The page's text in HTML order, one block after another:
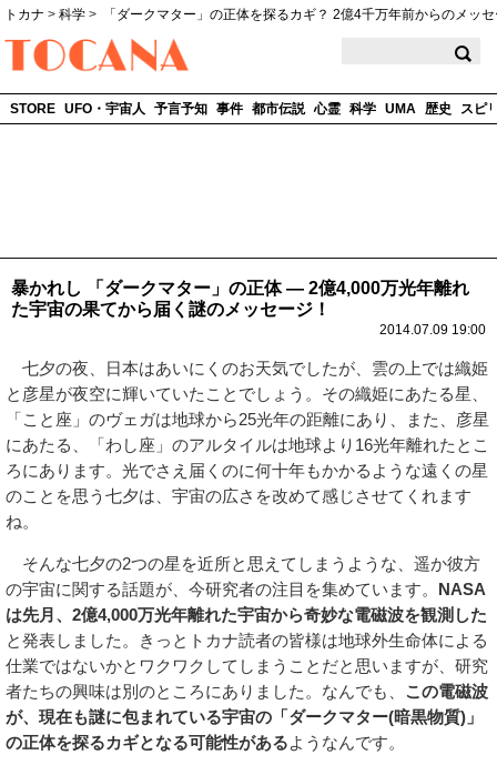
トカナ > 科学 >
「ダークマター」の正体を探るカギ？ 2億4千万年前からのメッ
STORE UFO・宇宙人 予言予知 事件 都市伝説 心霊 科学 UMA 歴史 スピ
暴かれし 「ダークマター」の正体 ― 2億4,000万光年離れ
た宇宙の果てから届く謎のメッセージ！
2014.07.09 19:00
七夕の夜、日本はあいにくのお天気でしたが、雲の上では織姫
と彦星が夜空に輝いていたことでしょう。その織姫にあたる星、
「こと座」のヴェガは地球から25光年の距離にあり、また、彦星
にあたる、「わし座」のアルタイルは地球より16光年離れたとこ
ろにあります。光でさえ届くのに何十年もかかるような遠くの星
のことを思う七夕は、宇宙の広さを改めて感じさせてくれます
ね。
そんな七夕の2つの星を近所と思えてしまうような、遥か彼方
の宇宙に関する話題が、今研究者の注目を集めています。 NASA
は先月、2億4,000万光年離れた宇宙から奇妙な電磁波を観測した
と発表しました。きっとトカナ読者の皆様は地球外生命体による
仕業ではないかとワクワクしてしまうことだと思いますが、研究
者たちの興味は別のところにありました。なんでも、 この電磁波
が、現在も謎に包まれている宇宙の「ダークマター(暗黒物質)」
の正体を探るカギとなる可能性があるようなんです。